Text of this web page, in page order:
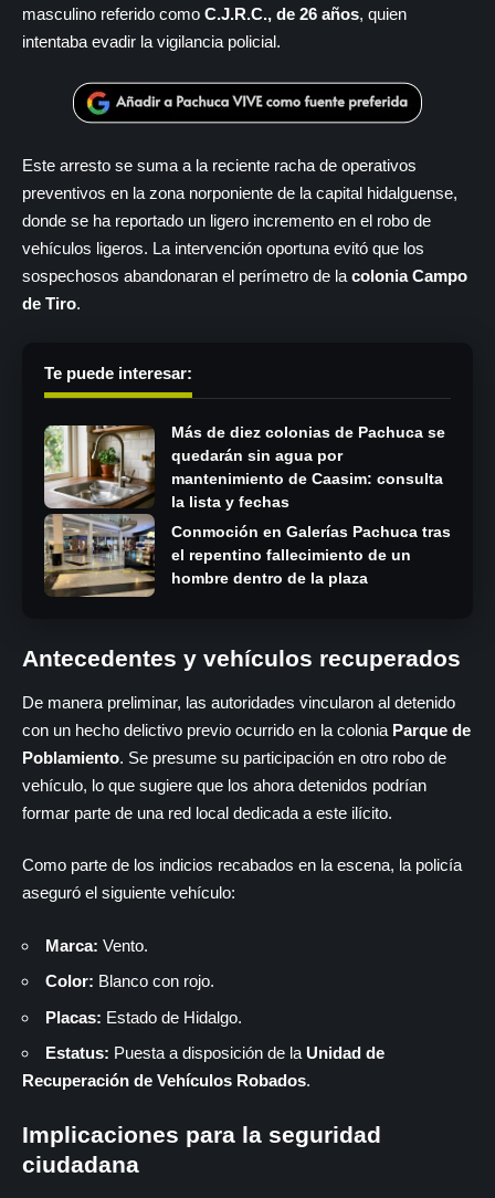
masculino referido como C.J.R.C., de 26 años, quien
intentaba evadir la vigilancia policial.
Este arresto se suma a la reciente racha de operativos
preventivos en la zona norponiente de la capital hidalguense,
donde se ha reportado un ligero incremento en el robo de
vehículos ligeros. La intervención oportuna evitó que los
sospechosos abandonaran el perímetro de lacolonia Campo
de Tiro.
Te puede interesar:
Más de diez colonias de Pachuca se
quedarán sin agua por
mantenimiento de Caasim: consulta
la lista y fechas
Conmoción en Galerías Pachuca tras
el repentino fallecimiento de un
hombre dentro de la plaza
Antecedentes y vehículos recuperados
De manera preliminar, las autoridades vincularon al detenido
con un hecho delictivo previo ocurrido en la colonia Parque de
Poblamiento. Se presume su participación en otro robo de
vehículo, lo que sugiere que los ahora detenidos podrían
formar parte de una red local dedicada a este ilícito.
Como parte de los indicios recabados en la escena, la policía
aseguró el siguiente vehículo:
Marca: Vento.
Color: Blanco con rojo.
Placas: Estado de Hidalgo.
Estatus: Puesta a disposición de la Unidad de
Recuperación de Vehículos Robados.
Implicaciones para la seguridad
ciudadana